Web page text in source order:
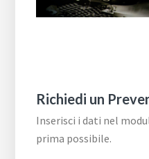
Richiedi un
Inserisci i dati nel
prima possibile.